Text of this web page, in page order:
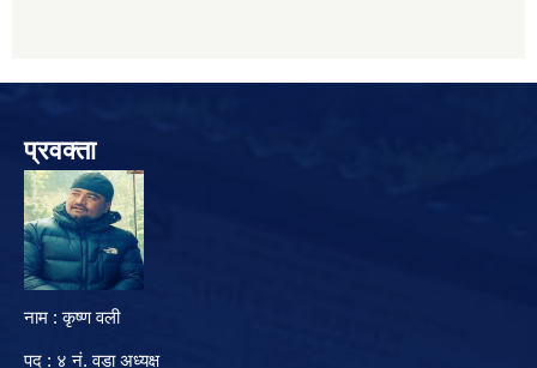
प्रवक्ता
नाम : कृष्ण वली
पद : ४ नं. वडा अध्यक्ष